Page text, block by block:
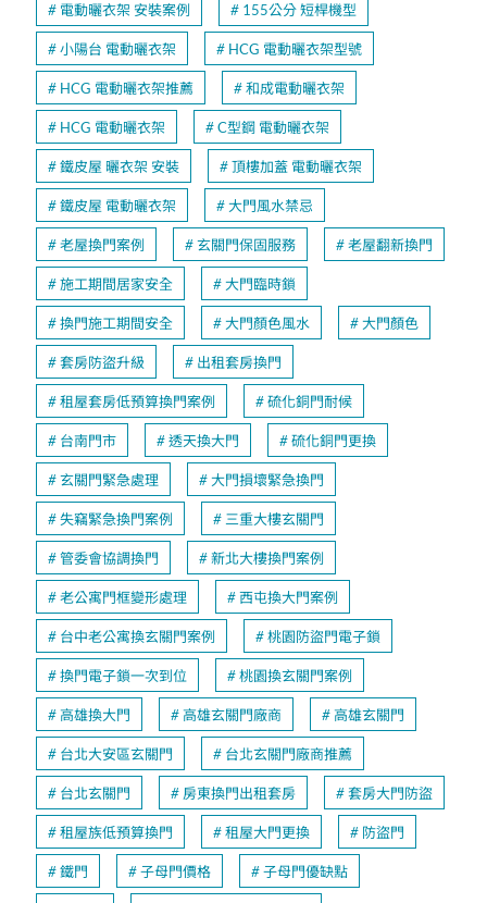
電動曬衣架 安裝案例 155公分 短桿機型
小陽台 電動曬衣架 HCG 電動曬衣架型號
HCG 電動曬衣架推薦 和成電動曬衣架
HCG 電動曬衣架 C型鋼 電動曬衣架
鐵皮屋 曬衣架 安裝 頂樓加蓋 電動曬衣架
鐵皮屋 電動曬衣架 大門風水禁忌
老屋換門案例 玄關門保固服務 老屋翻新換門
施工期間居家安全 大門臨時鎖
換門施工期間安全 大門顏色風水 大門顏色
套房防盜升級 出租套房換門
租屋套房低預算換門案例 硫化銅門耐候
台南門市 透天換大門 硫化銅門更換
玄關門緊急處理 大門損壞緊急換門
失竊緊急換門案例 三重大樓玄關門
管委會協調換門 新北大樓換門案例
老公寓門框變形處理 西屯換大門案例
台中老公寓換玄關門案例 桃園防盜門電子鎖
換門電子鎖一次到位 桃園換玄關門案例
高雄換大門 高雄玄關門廠商 高雄玄關門
台北大安區玄關門 台北玄關門廠商推薦
台北玄關門 房東換門出租套房 套房大門防盜
租屋族低預算換門 租屋大門更換 防盜門
鐵門 子母門價格 子母門優缺點